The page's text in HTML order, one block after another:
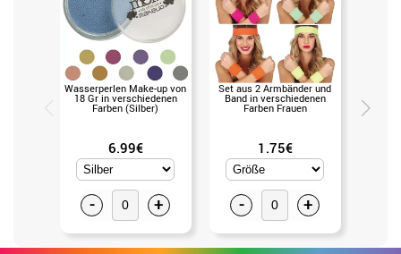
Wasserperlen Make-up von
18 Gr in verschiedenen
Farben (Silber)
6.99€
- +
Set aus 2 Armbänder und
Band in verschiedenen
Farben Frauen
1.75€
- +